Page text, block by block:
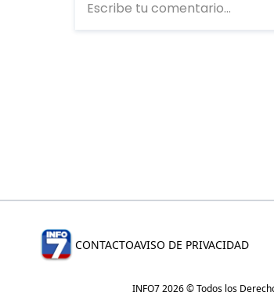
CONTACTOAVISO DE PRIVACIDAD
INFO7 2026 © Todos los